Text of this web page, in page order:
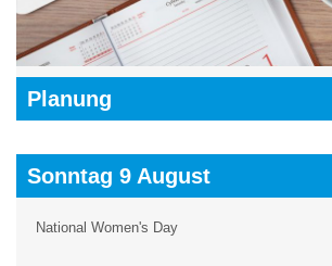
Planung
Sonntag 9 August
National Women's Day